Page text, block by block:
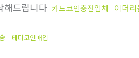
해드립니다 카드코인충전업체 이더
테더코인매입